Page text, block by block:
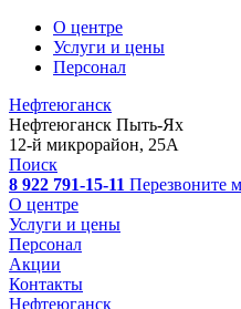
О центре
Услуги и цены
Персонал
Нефтеюганск
Нефтеюганск Пыть-Ях
12-й микрорайон, 25А
Поиск
8 922 791-15-11 Перезвоните
О центре
Услуги и цены
Персонал
Акции
Контакты
Нефтеюганск